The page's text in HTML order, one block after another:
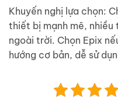
Khuyến nghị lựa chọn:
thiết bị mạnh mẽ,
ngoài trời. Chọn Epix
hướng cơ bản, dễ sử